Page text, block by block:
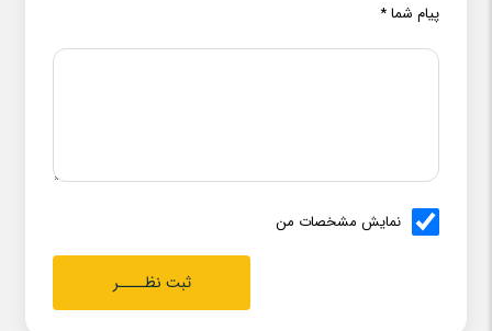
پیام شما*
نمایش مشخصات من